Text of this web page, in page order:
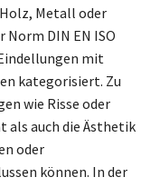
Metall oder
DIN EN ISO
mit
kategorisiert. Zu
wie Risse oder
als auch die Ästhetik
oder
können. In der